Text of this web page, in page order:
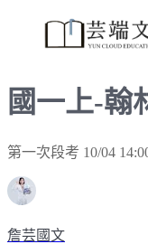
國一上-翰
第一次段考 10/04
詹芸國文